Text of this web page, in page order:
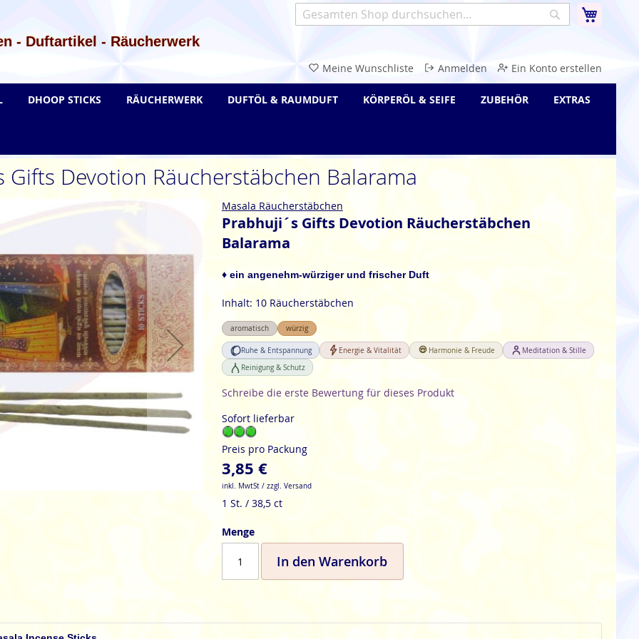
Suche
- Duftartikel - Räucherwerk
Meine Wunschliste Anmelden Ein Konto erstellen
Gifts Devotion Räucherstäbchen Balarama
Masala Räucherstäbchen
Prabhuji´s Gifts Devotion Räucherstäbchen
Balarama
♦ ein angenehm-würziger und frischer Duft
Inhalt: 10 Räucherstäbchen
aromatisch würzig
Ruhe & Entspannung Energie & Vitalität Harmonie & Freude
Meditation & Stille
Reinigung & Schutz
Schreibe die erste Bewertung für dieses Produkt
Sofort lieferbar
Preis pro Packung
3,85 €
inkl. MwtSt / zzgl. Versand
1 St. / 38,5 ct
Menge
In den Warenkorb
DHOOP STICKS RÄUCHERWERK DUFTÖL & RAUMDUFT KÖRPERÖL & SEIFE ZUBEHÖR EXTRAS